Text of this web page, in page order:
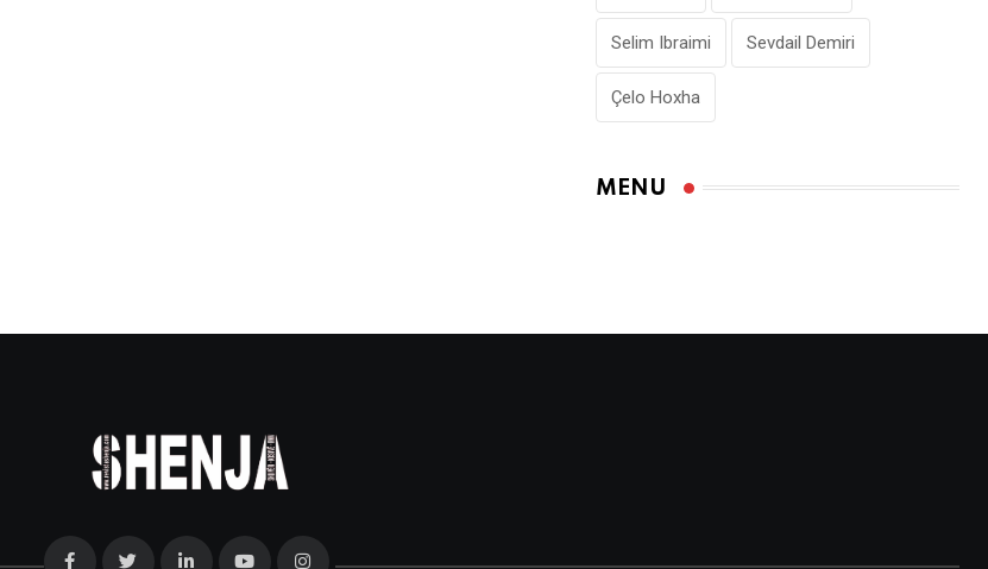
Selim Ibraimi Sevdail Demiri
Çelo Hoxha
MENU